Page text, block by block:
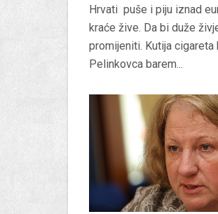
Hrvati puše i piju iznad
kraće žive. Da bi duže
promijeniti. Kutija cigareta
Pelinkovca barem...